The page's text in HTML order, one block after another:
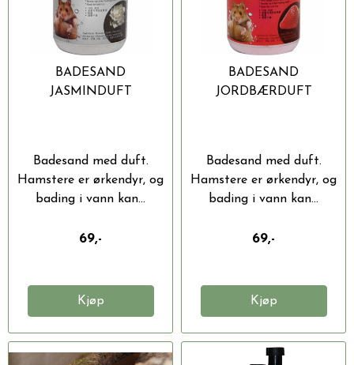
BADESAND
JASMINDUFT
Badesand med duft.
Hamstere er ørkendyr, og
bading i vann kan...
69,-
Kjøp
BADESAND
JORDBÆRDUFT
Badesand med duft.
Hamstere er ørkendyr, og
bading i vann kan...
69,-
Kjøp